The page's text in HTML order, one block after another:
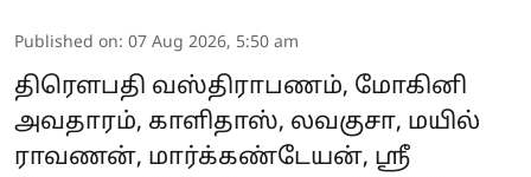
Published on: 07 Aug 2026, 5:50 am
திரௌபதி வஸ்திராபணம், மோகினி
அவதாரம், காளிதாஸ், லவகுசா, மயில்
ராவணன், மார்க்கண்டேயன், ஸ்ரீ